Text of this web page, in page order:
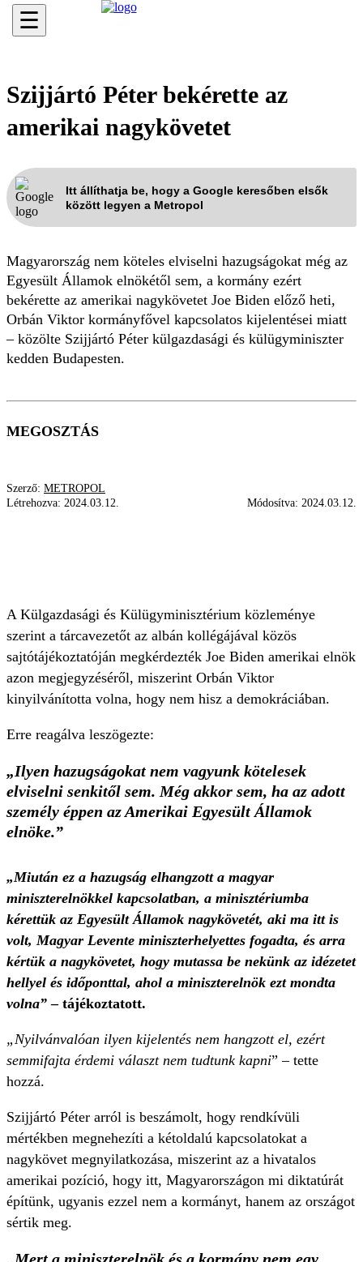
☰
Szijjártó Péter bekérette az
amerikai nagykövetet
Itt állíthatja be, hogy a Google keresőben elsők
között legyen a Metropol
Magyarország nem köteles elviselni hazugságokat még az
Egyesült Államok elnökétől sem, a kormány ezért
bekérette az amerikai nagykövetet Joe Biden előző heti,
Orbán Viktor kormányfővel kapcsolatos kijelentései miatt
– közölte Szijjártó Péter külgazdasági és külügyminiszter
kedden Budapesten.
MEGOSZTÁS
Szerző: METROPOL
Létrehozva: 2024.03.12. Módosítva: 2024.03.12.
A Külgazdasági és Külügyminisztérium közleménye
szerint a tárcavezetőt az albán kollégájával közös
sajtótájékoztatóján megkérdezték Joe Biden amerikai elnök
azon megjegyzéséről, miszerint Orbán Viktor
kinyilvánította volna, hogy nem hisz a demokráciában.
Erre reagálva leszögezte:
„Ilyen hazugságokat nem vagyunk kötelesek
elviselni senkitől sem. Még akkor sem, ha az adott
személy éppen az Amerikai Egyesült Államok
elnöke.”
„Miután ez a hazugság elhangzott a magyar
miniszterelnökkel kapcsolatban, a minisztériumba
kérettük az Egyesült Államok nagykövetét, aki ma itt is
volt, Magyar Levente miniszterhelyettes fogadta, és arra
kértük a nagykövetet, hogy mutassa be nekünk az idézetet
hellyel és időponttal, ahol a miniszterelnök ezt mondta
volna” – tájékoztatott.
„Nyilvánvalóan ilyen kijelentés nem hangzott el, ezért
semmifajta érdemi választ nem tudtunk kapni” – tette
hozzá.
Szijjártó Péter arról is beszámolt, hogy rendkívüli
mértékben megnehezíti a kétoldalú kapcsolatokat a
nagykövet megnyilatkozása, miszerint az a hivatalos
amerikai pozíció, hogy itt, Magyarországon mi diktatúrát
építünk, ugyanis ezzel nem a kormányt, hanem az országot
sértik meg.